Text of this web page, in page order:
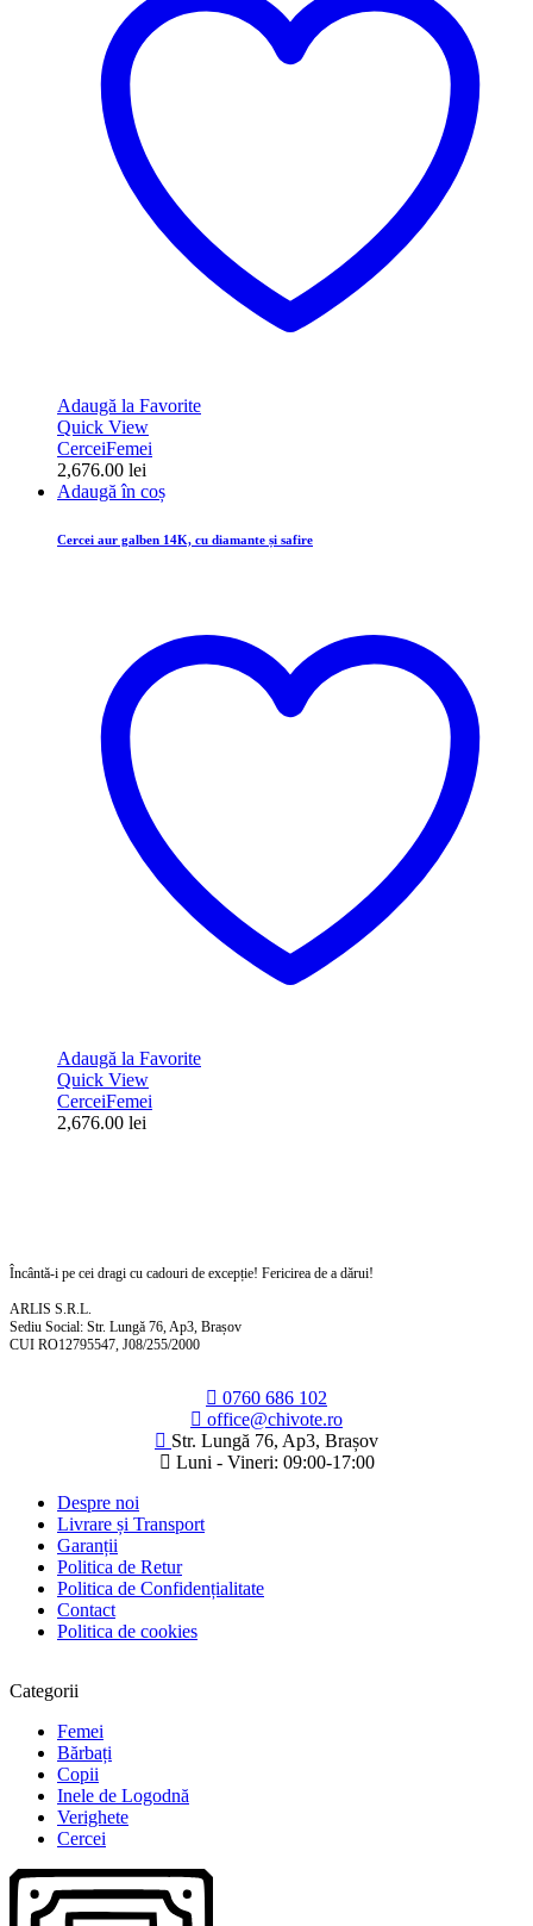
Adaugă la Favorite
Quick View
CerceiFemei
2,676.00 lei
Adaugă în coș
Cercei aur galben 14K, cu diamante și safire
Adaugă la Favorite
Quick View
CerceiFemei
2,676.00 lei
Încântă-i pe cei dragi cu cadouri de excepție! Fericirea de a dărui!
ARLIS S.R.L.
Sediu Social: Str. Lungă 76, Ap3, Brașov
CUI RO12795547, J08/255/2000
0760 686 102
office@chivote.ro
Str. Lungă 76, Ap3, Brașov
Luni - Vineri: 09:00-17:00
Despre noi
Livrare și Transport
Garanții
Politica de Retur
Politica de Confidențialitate
Contact
Politica de cookies
Categorii
Femei
Bărbați
Copii
Inele de Logodnă
Verighete
Cercei